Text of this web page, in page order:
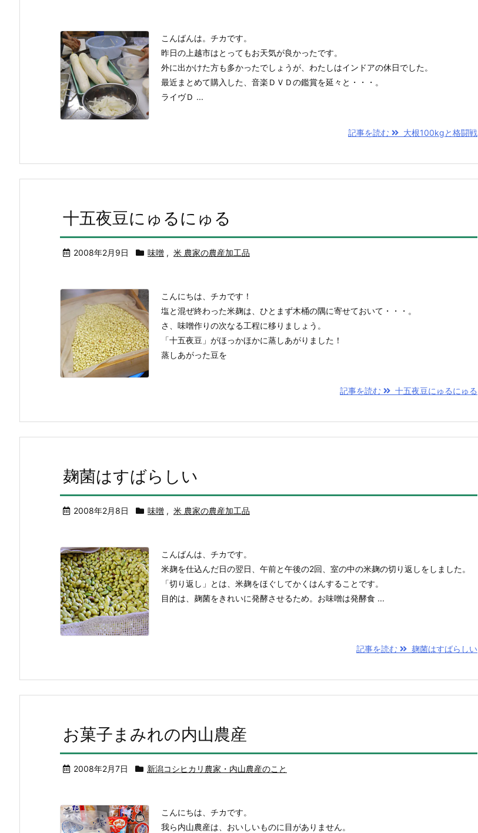
こんばんは。チカです。
昨日の上越市はとってもお天気が良かったです。
外に出かけた方も多かったでしょうが、わたしはインドアの休日でした。
最近まとめて購入した、音楽ＤＶＤの鑑賞を延々と・・・。
ライヴＤ ...
記事を読む 大根100kgと格闘戦
十五夜豆にゅるにゅる
2008年2月9日 味噌 , 米 農家の農産加工品
こんにちは、チカです！
塩と混ぜ終わった米麹は、ひとまず木桶の隅に寄せておいて・・・。
さ、味噌作りの次なる工程に移りましょう。
「十五夜豆」がほっかほかに蒸しあがりました！
蒸しあがった豆を
記事を読む 十五夜豆にゅるにゅる
麹菌はすばらしい
2008年2月8日 味噌 , 米 農家の農産加工品
こんばんは、チカです。
米麹を仕込んだ日の翌日、午前と午後の2回、室の中の米麹の切り返しをしました。
「切り返し」とは、米麹をほぐしてかくはんすることです。
目的は、麹菌をきれいに発酵させるため。お味噌は発酵食 ...
記事を読む 麹菌はすばらしい
お菓子まみれの内山農産
2008年2月7日 新潟コシヒカリ農家・内山農産のこと
こんにちは、チカです。
我ら内山農産は、おいしいものに目がありません。